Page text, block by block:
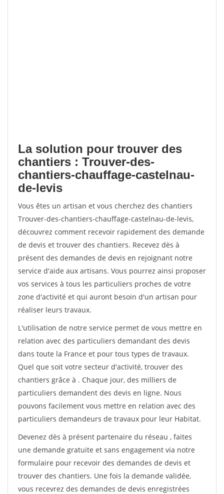
La solution pour trouver des
chantiers : Trouver-des-
chantiers-chauffage-castelnau-
de-levis
Vous êtes un artisan et vous cherchez des chantiers
Trouver-des-chantiers-chauffage-castelnau-de-levis,
découvrez comment recevoir rapidement des demande
de devis et trouver des chantiers. Recevez dès à
présent des demandes de devis en rejoignant notre
service d'aide aux artisans. Vous pourrez ainsi proposer
vos services à tous les particuliers proches de votre
zone d'activité et qui auront besoin d'un artisan pour
réaliser leurs travaux.
L'utilisation de notre service permet de vous mettre en
relation avec des particuliers demandant des devis
dans toute la France et pour tous types de travaux.
Quel que soit votre secteur d'activité, trouver des
chantiers grâce à . Chaque jour, des milliers de
particuliers demandent des devis en ligne. Nous
pouvons facilement vous mettre en relation avec des
particuliers demandeurs de travaux pour leur Habitat.
Devenez dès à présent partenaire du réseau , faites
une demande gratuite et sans engagement via notre
formulaire pour recevoir des demandes de devis et
trouver des chantiers. Une fois la demande validée,
vous recevrez des demandes de devis enregistrées